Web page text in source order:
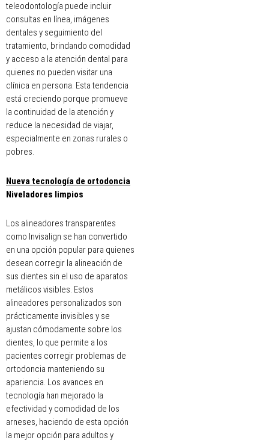
teleodontología puede incluir
consultas en línea, imágenes
dentales y seguimiento del
tratamiento, brindando comodidad
y acceso a la atención dental para
quienes no pueden visitar una
clínica en persona. Esta tendencia
está creciendo porque promueve
la continuidad de la atención y
reduce la necesidad de viajar,
especialmente en zonas rurales o
pobres.
Nueva tecnología de ortodoncia
Niveladores limpios
Los alineadores transparentes
como Invisalign se han convertido
en una opción popular para quienes
desean corregir la alineación de
sus dientes sin el uso de aparatos
metálicos visibles. Estos
alineadores personalizados son
prácticamente invisibles y se
ajustan cómodamente sobre los
dientes, lo que permite a los
pacientes corregir problemas de
ortodoncia manteniendo su
apariencia. Los avances en
tecnología han mejorado la
efectividad y comodidad de los
arneses, haciendo de esta opción
la mejor opción para adultos y